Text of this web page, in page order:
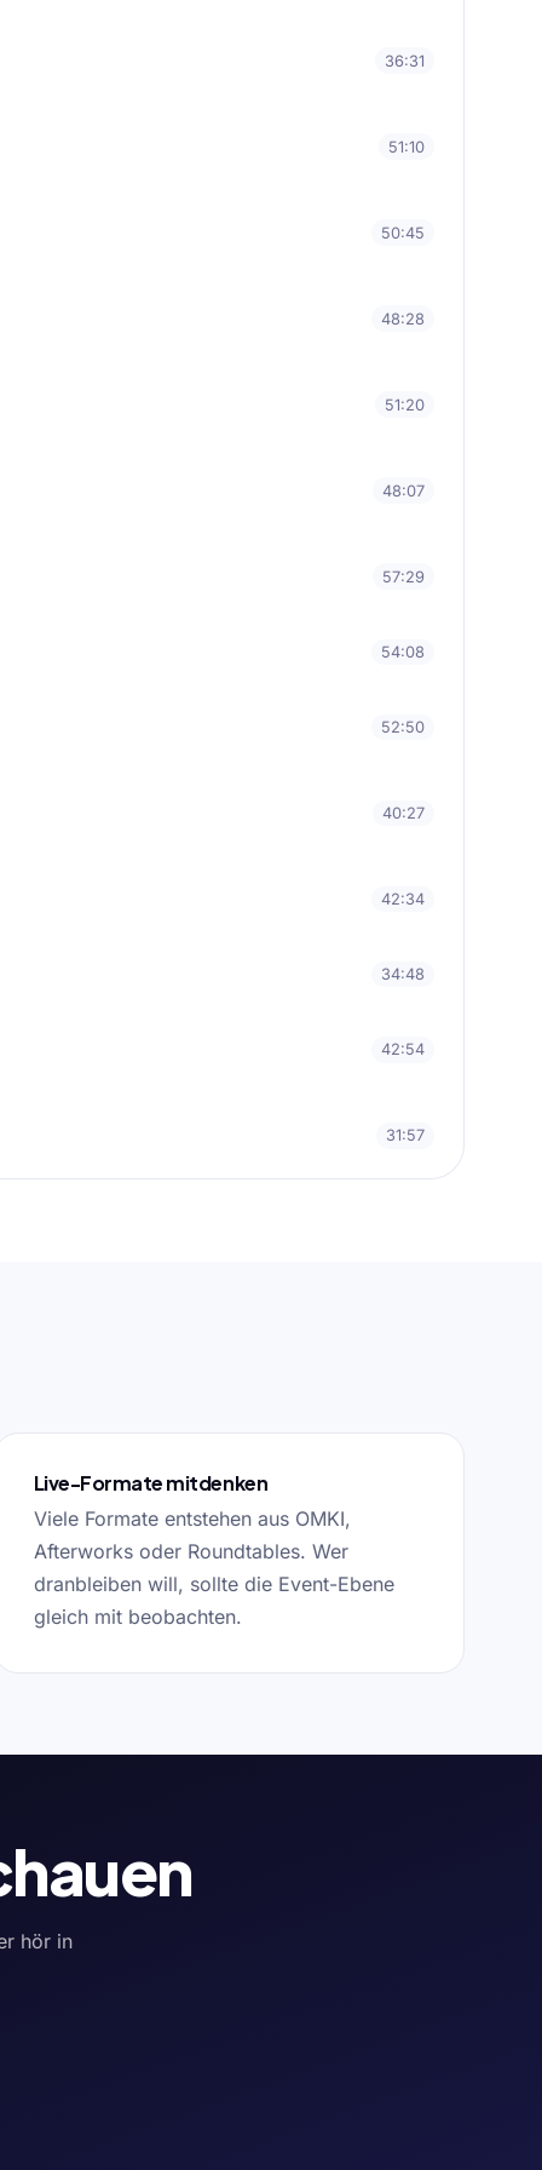
36:31
51:10
50:45
48:28
51:20
48:07
57:29
54:08
52:50
40:27
42:34
34:48
42:54
31:57
Live-Formate mitdenken
Viele Formate entstehen aus OMKI,
Afterworks oder Roundtables. Wer
dranbleiben will, sollte die Event-Ebene
gleich mit beobachten.
hör in